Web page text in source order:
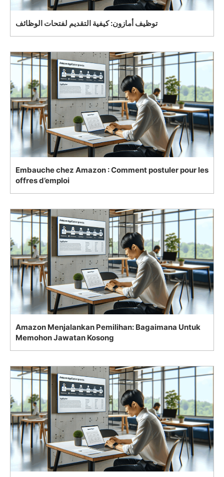
توظيف أمازون: كيفية التقديم لفتحات الوظائف
Embauche chez Amazon : Comment postuler pour les
offres d’emploi
Amazon Menjalankan Pemilihan: Bagaimana Untuk
Memohon Jawatan Kosong